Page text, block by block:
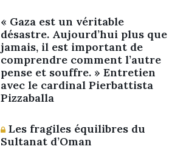
« Gaza est un véritable
désastre. Aujourd’hui plus que
jamais, il est important de
comprendre comment l’autre
pense et souffre. » Entretien
avec le cardinal Pierbattista
Pizzaballa
Les fragiles équilibres du
Sultanat d’Oman